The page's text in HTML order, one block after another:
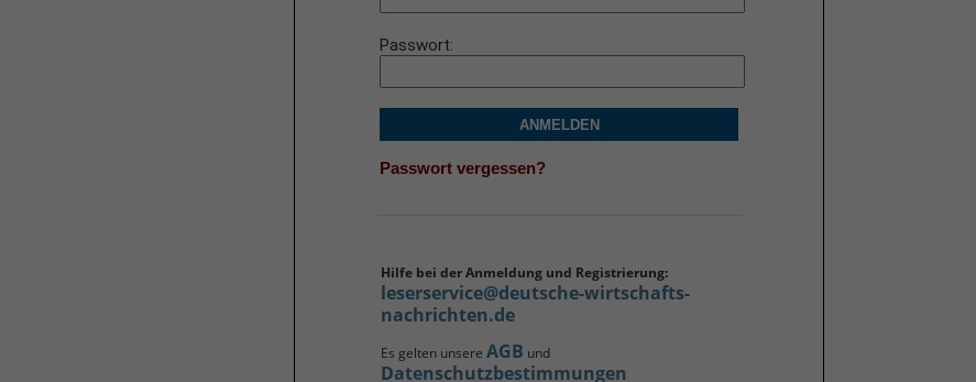
Passwort
ANMELDEN
Passwort vergessen?
Hilfe bei der Anmeldung und Registrierung:
leserservice@deutsche-wirtschafts-
nachrichten.de
Es gelten unsere AGB und
Datenschutzbestimmungen